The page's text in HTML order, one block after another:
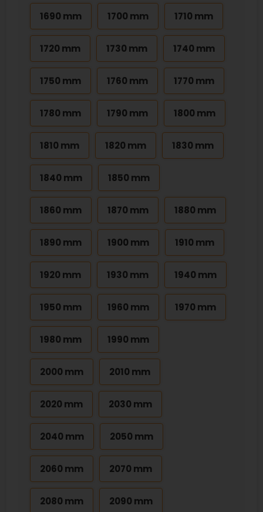
1690 mm 1700 mm 1710 mm
1720 mm 1730 mm 1740 mm
1750 mm 1760 mm 1770 mm
1780 mm 1790 mm 1800 mm
1810 mm 1820 mm 1830 mm
1840 mm 1850 mm
1860 mm 1870 mm 1880 mm
1890 mm 1900 mm 1910 mm
1920 mm 1930 mm 1940 mm
1950 mm 1960 mm 1970 mm
1980 mm 1990 mm
2000 mm 2010 mm
2020 mm 2030 mm
2040 mm 2050 mm
2060 mm 2070 mm
2080 mm 2090 mm